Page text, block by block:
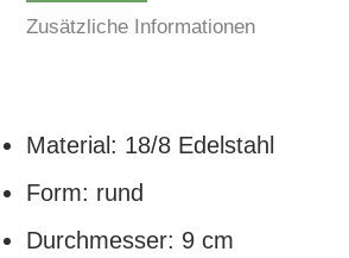
Zusätzliche Informationen
Material: 18/8 Edelstahl
Form: rund
Durchmesser: 9 cm